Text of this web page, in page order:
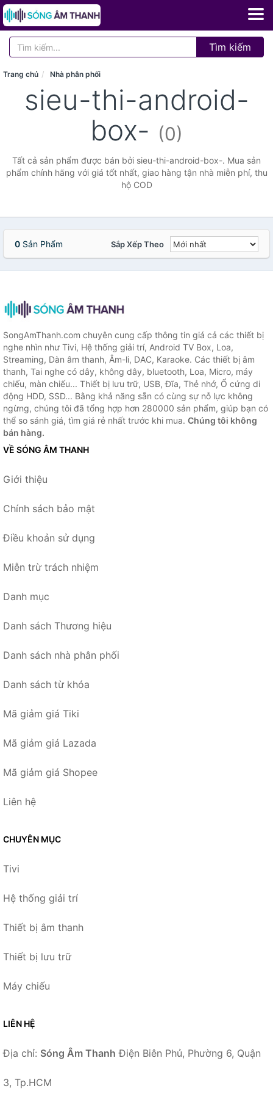
Tìm kiếm
Trang chủ Nhà phân phối
sieu-thi-android-
box- (0)
Tất cả sản phẩm được bán bởi sieu-thi-android-box-. Mua sản
phẩm chính hãng với giá tốt nhất, giao hàng tận nhà miễn phí, thu
hộ COD
0 Sản Phẩm Sắp Xếp Theo
SongAmThanh.com chuyên cung cấp thông tin giá cả các thiết bị
nghe nhìn như Tivi, Hệ thống giải trí, Android TV Box, Loa,
Streaming, Dàn âm thanh, Âm-li, DAC, Karaoke. Các thiết bị âm
thanh, Tai nghe có dây, không dây, bluetooth, Loa, Micro, máy
chiếu, màn chiếu... Thiết bị lưu trữ, USB, Đĩa, Thẻ nhớ, Ổ cứng di
động HDD, SSD... Bằng khả năng sẵn có cùng sự nỗ lực không
ngừng, chúng tôi đã tổng hợp hơn 280000 sản phẩm, giúp bạn có
thể so sánh giá, tìm giá rẻ nhất trước khi mua. Chúng tôi không
bán hàng.
VỀ SÓNG ÂM THANH
Giới thiệu
Chính sách bảo mật
Điều khoản sử dụng
Miễn trừ trách nhiệm
Danh mục
Danh sách Thương hiệu
Danh sách nhà phân phối
Danh sách từ khóa
Mã giảm giá Tiki
Mã giảm giá Lazada
Mã giảm giá Shopee
Liên hệ
CHUYÊN MỤC
Tivi
Hệ thống giải trí
Thiết bị âm thanh
Thiết bị lưu trữ
Máy chiếu
LIÊN HỆ
Địa chỉ: Sóng Âm Thanh Điện Biên Phủ, Phường 6, Quận
3, Tp.HCM